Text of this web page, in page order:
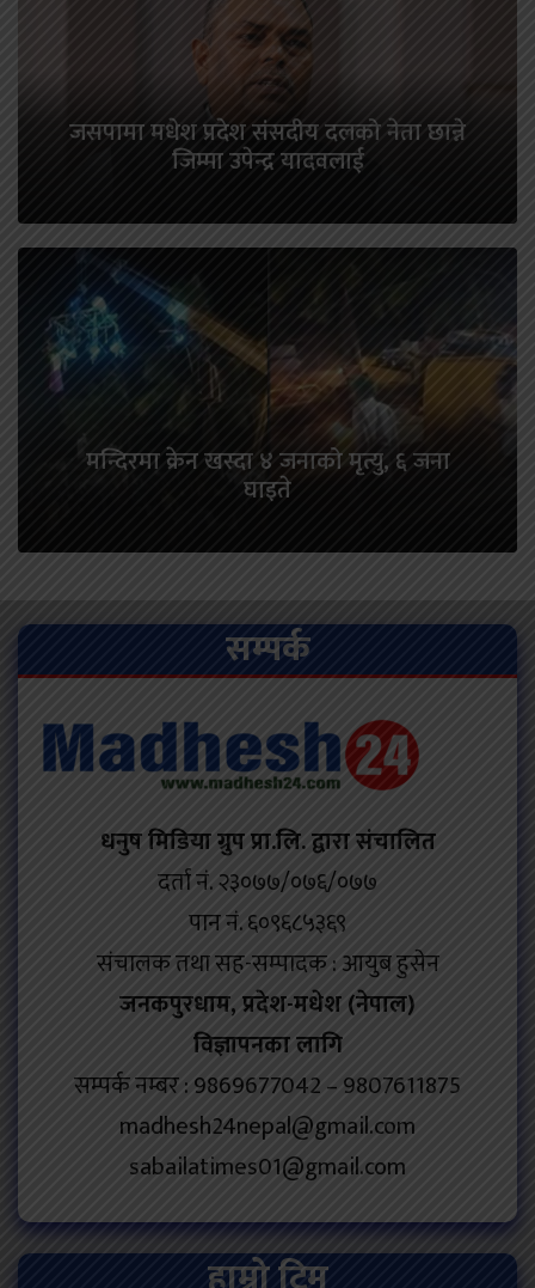
जसपामा मधेश प्रदेश संसदीय दलको नेता छान्ने
जिम्मा उपेन्द्र यादवलाई
मन्दिरमा क्रेन खस्दा ४ जनाको मृत्यु, ६ जना
घाइते
सम्पर्क
धनुष मिडिया ग्रुप प्रा.लि. द्वारा संचालित
दर्ता नं. २३०७७/०७६/०७७
पान नं. ६०९६८५३६९
संचालक तथा सह-सम्पादक : आयुब हुसेन
जनकपुरधाम, प्रदेश-मधेश (नेपाल)
विज्ञापनका लागि
सम्पर्क नम्बर : 9869677042 – 9807611875
madhesh24nepal@gmail.com
sabailatimes01@gmail.com